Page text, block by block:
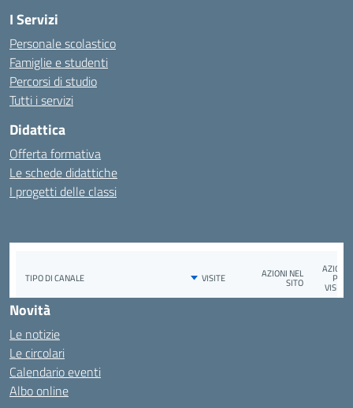
I Servizi
Personale scolastico
Famiglie e studenti
Percorsi di studio
Tutti i servizi
Didattica
Offerta formativa
Le schede didattiche
I progetti delle classi
Novità
Le notizie
Le circolari
Calendario eventi
Albo online